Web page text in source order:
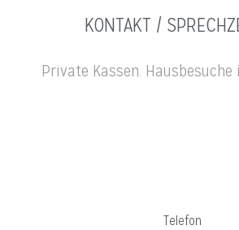
KONTAKT /
Private Kassen. Hausbesuche
Telefon